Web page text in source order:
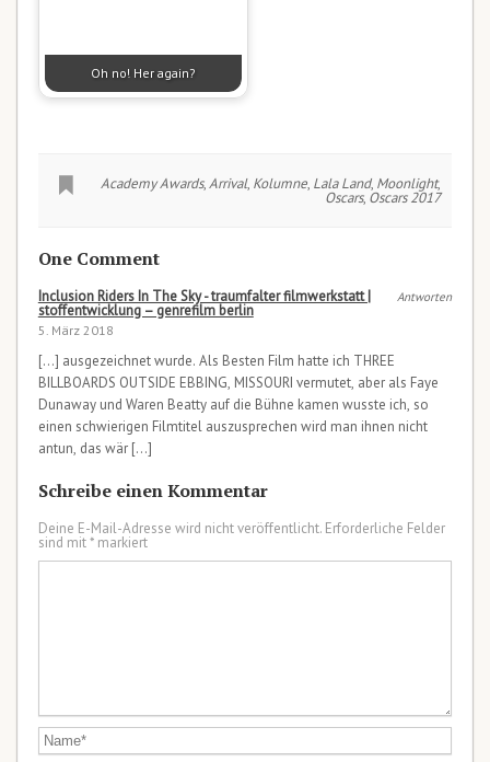
Oh no! Her again?
Academy Awards,Arrival, Kolumne, Lala Land, Moonlight,
Oscars, Oscars 2017
One Comment
Antworten
Inclusion Riders In The Sky - traumfalter filmwerkstatt |
stoffentwicklung – genrefilm berlin
5. März 2018
[…] ausgezeichnet wurde. Als Besten Film hatte ich THREE
BILLBOARDS OUTSIDE EBBING, MISSOURI vermutet, aber als Faye
Dunaway und Waren Beatty auf die Bühne kamen wusste ich, so
einen schwierigen Filmtitel auszusprechen wird man ihnen nicht
antun, das wär […]
Schreibe einen Kommentar
Deine E-Mail-Adresse wird nicht veröffentlicht. Erforderliche Felder
sind mit*markiert